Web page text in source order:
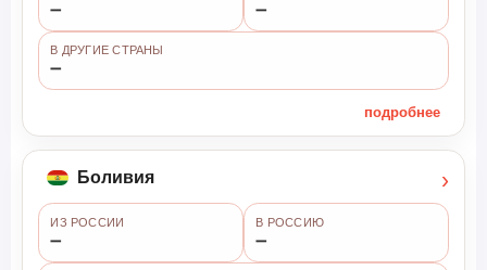
➖ ➖
В ДРУГИЕ СТРАНЫ
➖
подробнее
Боливия ›
ИЗ РОССИИ
➖
В РОССИЮ
➖